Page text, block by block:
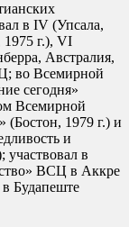
в IV (Упсала,
г.), VI
Австралия,
во Всемирной
сегодня»
Всемирной
(Бостон, 1979 г.) и
и
участвовал в
ВСЦ в Аккре
Будапеште